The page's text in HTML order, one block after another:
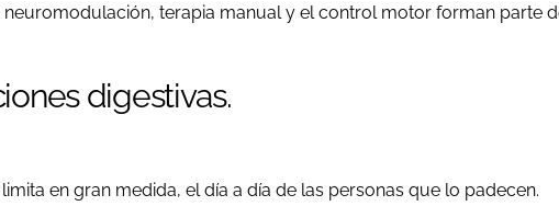
terapia manual y el control motor forman parte
digestivas.
en gran medida, el día a día de las personas que lo padecen.